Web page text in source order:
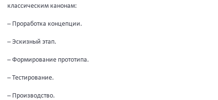
классическим канонам:
– Проработка концепции.
– Эскизный этап.
– Формирование прототипа.
– Тестирование.
– Производство.